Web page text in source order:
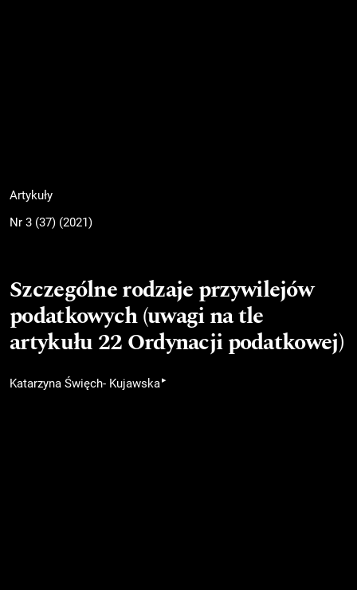
Artykuły
Nr 3 (37) (2021)
Szczególne rodzaje przywilejów
podatkowych (uwagi na tle
artykułu 22 Ordynacji podatkowej)
Katarzyna Święch- Kujawska▸